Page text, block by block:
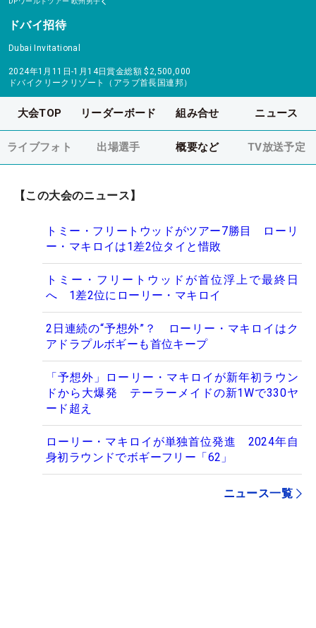
ドバイ招待
Dubai Invitational
2024年1月11日-1月14日賞金総額 $2,500,000
ドバイクリークリゾート（アラブ首長国連邦）
大会TOP リーダーボード 組み合せ ニュース
ライブフォト 出場選手 概要など TV放送予定
【この大会のニュース】
トミー・フリートウッドがツアー7勝目 ローリ
ー・マキロイは1差2位タイと惜敗
トミー・フリートウッドが首位浮上で最終日
へ 1差2位にローリー・マキロイ
2日連続の“予想外”？ ローリー・マキロイはク
アドラプルボギーも首位キープ
「予想外」ローリー・マキロイが新年初ラウン
ドから大爆発 テーラーメイドの新1Wで330ヤ
ード超え
ローリー・マキロイが単独首位発進 2024年自
身初ラウンドでボギーフリー「62」
ニュース一覧